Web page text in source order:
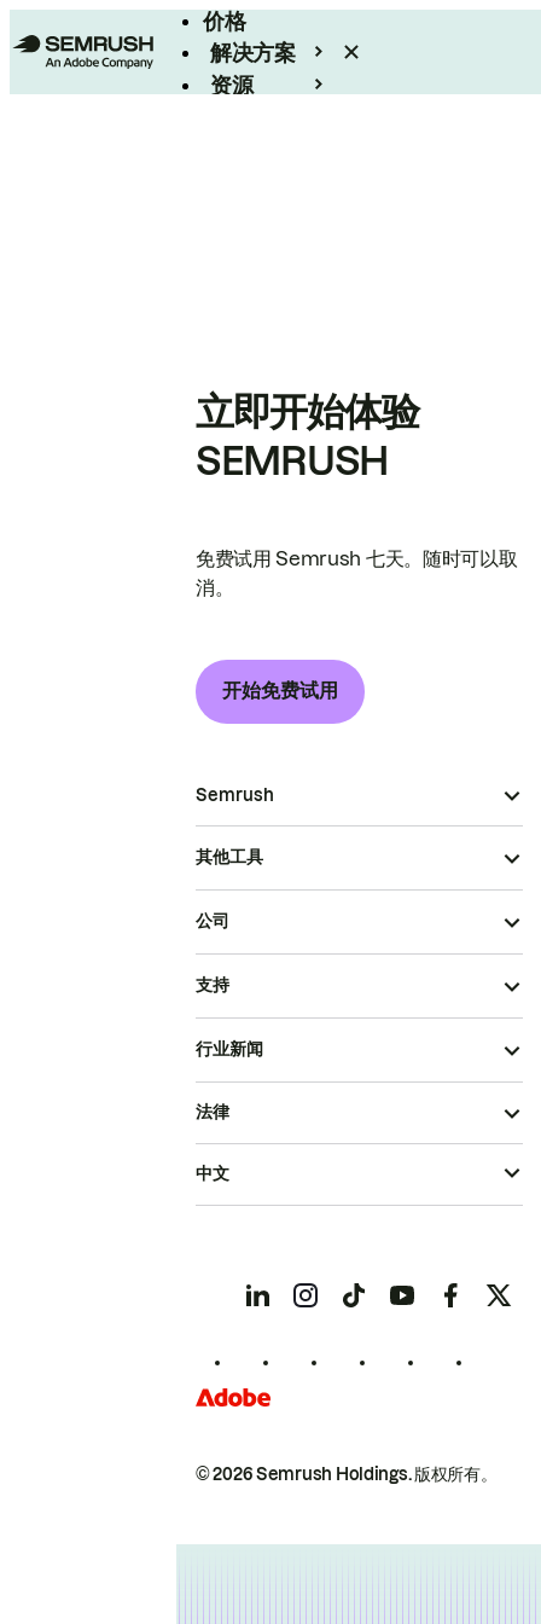
价格
解决方案
资源
立即开始体验
SEMRUSH
免费试用 Semrush 七天。随时可以取
消。
开始免费试用
Semrush
其他工具
公司
支持
行业新闻
© 2026 Semrush Holdings.版权所有。
法律
中文